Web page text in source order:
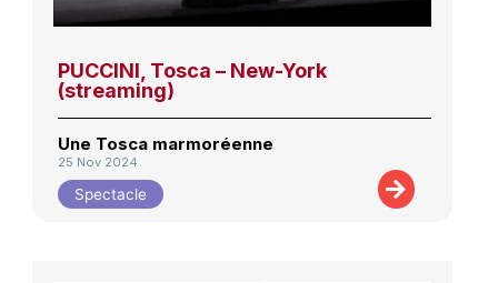
PUCCINI, Tosca – New-York
(streaming)
Une Tosca marmoréenne
25 Nov 2024
Spectacle